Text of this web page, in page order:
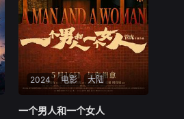
2024 电影 大陆
一个男人和一个女人
一个男人和一个女人